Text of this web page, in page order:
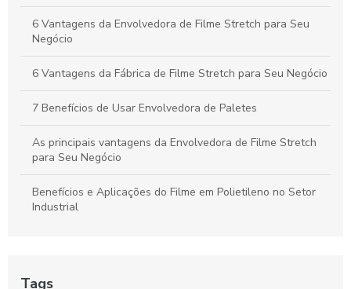
6 Vantagens da Envolvedora de Filme Stretch para Seu
Negócio
6 Vantagens da Fábrica de Filme Stretch para Seu Negócio
7 Benefícios de Usar Envolvedora de Paletes
As principais vantagens da Envolvedora de Filme Stretch
para Seu Negócio
Benefícios e Aplicações do Filme em Polietileno no Setor
Industrial
Tags